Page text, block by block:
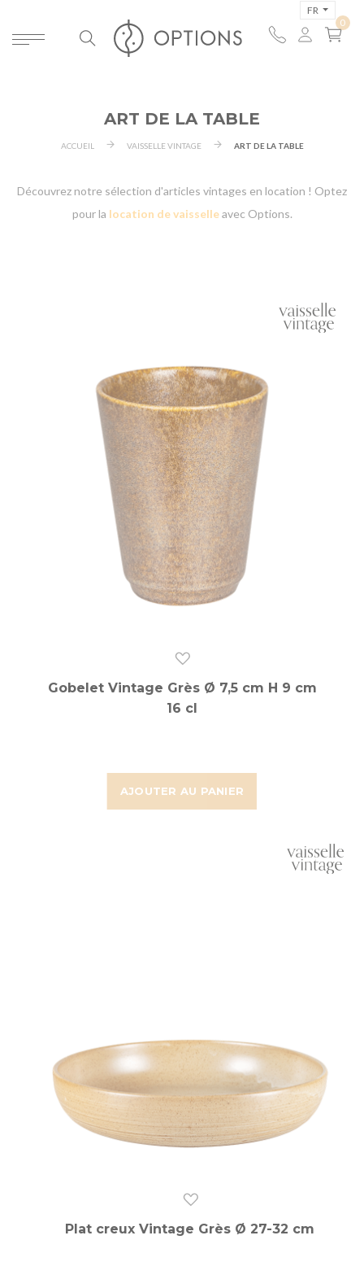
FR
ART DE LA TABLE
ACCUEIL VAISSELLE VINTAGE ART DE LA TABLE
Découvrez notre sélection d'articles vintages en location ! Optez
pour la location de vaisselleavec Options.
AJOUTER AU PANIER
Gobelet Vintage Grès Ø 7,5 cm H 9 cm
16 cl
Plat creux Vintage Grès Ø 27-32 cm